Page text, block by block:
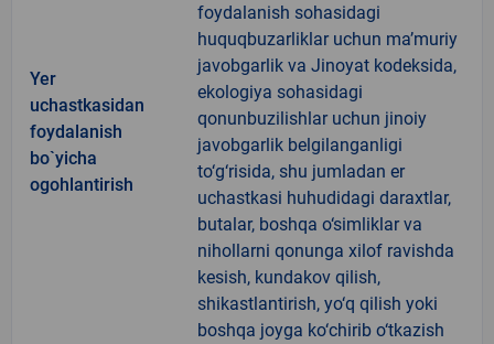
Yer
uchastkasidan
foydalanish
bo`yicha
ogohlantirish
foydalanish sohasidagi
huquqbuzarliklar uchun ma’muriy
javobgarlik va Jinoyat kodeksida,
ekologiya sohasidagi
qonunbuzilishlar uchun jinoiy
javobgarlik belgilanganligi
to‘g‘risida, shu jumladan er
uchastkasi huhudidagi daraxtlar,
butalar, boshqa o‘simliklar va
nihollarni qonunga xilof ravishda
kesish, kundakov qilish,
shikastlantirish, yo‘q qilish yoki
boshqa joyga ko‘chirib o‘tkazish